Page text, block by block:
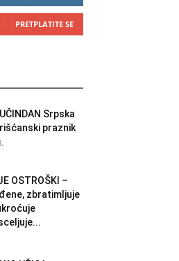
PRETPLATITE SE
Srpska
praznik
OSTROŠKI –
zbratimljuje